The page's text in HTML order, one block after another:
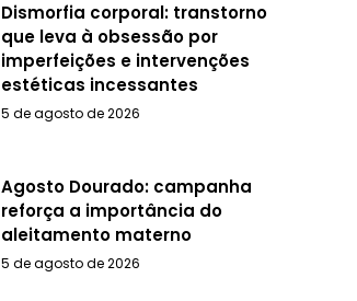
Dismorfia corporal: transtorno
que leva à obsessão por
imperfeições e intervenções
estéticas incessantes
5 de agosto de 2026
Agosto Dourado: campanha
reforça a importância do
aleitamento materno
5 de agosto de 2026